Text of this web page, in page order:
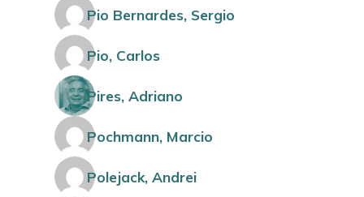
Pio Bernardes, Sergio
Pio, Carlos
Pires, Adriano
Pochmann, Marcio
Polejack, Andrei